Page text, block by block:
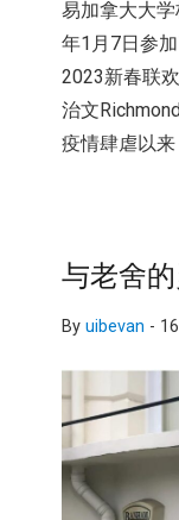
易加拿大大
年1月7日参
2023新春联
治文
疫情肆虐以
与老舍
By uibevan -